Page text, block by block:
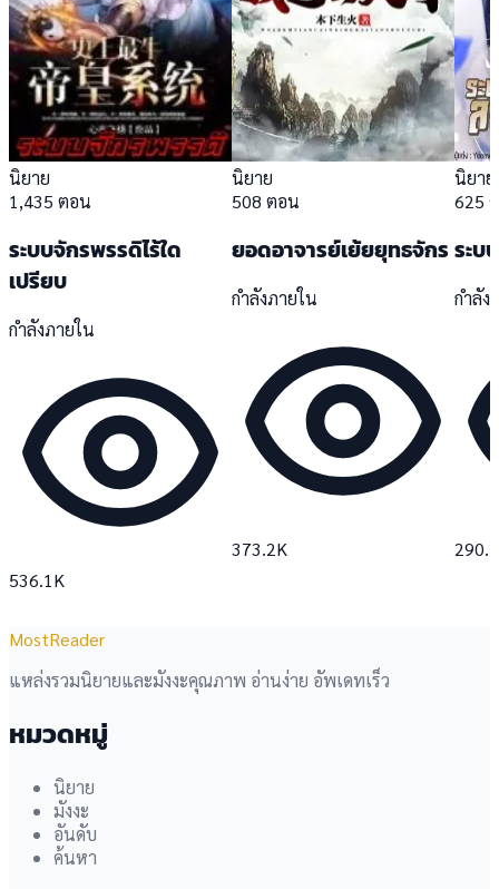
นิยาย
1,435 ตอน
ระบบจักรพรรดิไร้ใด
เปรียบ
กำลังภายใน
536.1K
นิยาย
508 ตอน
ยอดอาจารย์เย้ยยุทธจักร
กำลังภายใน
373.2K
นิยาย
625
ระบ
กำลัง
MostReader
แหล่งรวมนิยายและมังงะคุณภาพ อ่านง่าย อัพเดทเร็ว
หมวดหมู่
นิยาย
มังงะ
อันดับ
ค้นหา